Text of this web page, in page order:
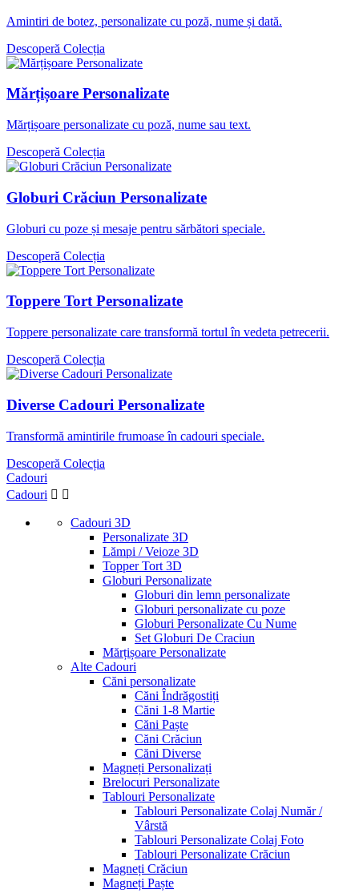
Amintiri de botez, personalizate cu poză, nume și dată.
Descoperă Colecția
Mărțișoare Personalizate
Mărțișoare personalizate cu poză, nume sau text.
Descoperă Colecția
Globuri Crăciun Personalizate
Globuri cu poze și mesaje pentru sărbători speciale.
Descoperă Colecția
Toppere Tort Personalizate
Toppere personalizate care transformă tortul în vedeta petrecerii.
Descoperă Colecția
Diverse Cadouri Personalizate
Transformă amintirile frumoase în cadouri speciale.
Descoperă Colecția
Cadouri
Cadouri  
Cadouri 3D
Personalizate 3D
Lămpi / Veioze 3D
Topper Tort 3D
Globuri Personalizate
Globuri din lemn personalizate
Globuri personalizate cu poze
Globuri Personalizate Cu Nume
Set Globuri De Craciun
Mărțișoare Personalizate
Alte Cadouri
Căni personalizate
Căni Îndrăgostiți
Căni 1-8 Martie
Căni Paște
Căni Crăciun
Căni Diverse
Magneți Personalizați
Brelocuri Personalizate
Tablouri Personalizate
Tablouri Personalizate Colaj Număr /
Vârstă
Tablouri Personalizate Colaj Foto
Tablouri Personalizate Crăciun
Magneți Crăciun
Magneți Paște